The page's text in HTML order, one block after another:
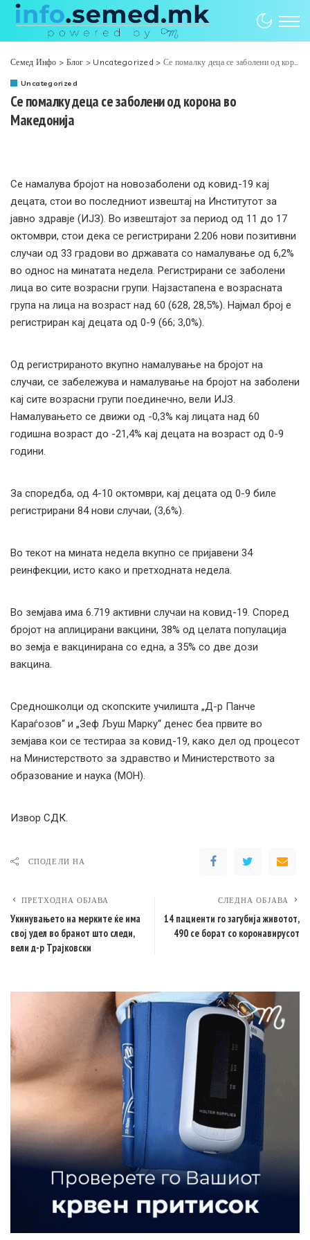
Семед Инфо > Блог > Uncategorized > Се помалку деца се заболени од корона во Македонија
Uncategorized
Се помалку деца се заболени од корона во
Македонија
Се намалува бројот на новозаболени од ковид-19 кај
децата, стои во последниот извештај на Институтот за
јавно здравје (ИЈЗ). Во извештајот за период од 11 до 17
октомври, стои дека се регистрирани 2.206 нови позитивни
случаи од 33 градови во државата со намалување од 6,2%
во однос на минатата недела. Регистрирани се заболени
лица во сите возрасни групи. Најзастапена е возрасната
група на лица на возраст над 60 (628, 28,5%). Најмал број е
регистриран кај децата од 0-9 (66; 3,0%).
Од регистрираното вкупно намалување на бројот на
случаи, се забележува и намалување на бројот на заболени
кај сите возрасни групи поединечно, вели ИЈЗ.
Намалувањето се движи од -0,3% кај лицата над 60
годишна возраст до -21,4% кај децата на возраст од 0-9
години.
За споредба, од 4-10 октомври, кај децата од 0-9 биле
регистрирани 84 нови случаи, (3,6%).
Во текот на мината недела вкупно се пријавени 34
реинфекции, исто како и претходната неделa.
Во земјава има 6.719 активни случаи на ковид-19. Според
бројот на аплицирани вакцини, 38% од целата популација
во земја е вакцинирана со една, а 35% со две дози
вакцина.
Средношколци од скопските училишта „Д-р Панче
Караѓозов“ и „Зеф Љуш Марку“ денес беа првите во
земјава кои се тестираа за ковид-19, како дел од процесот
на Министерството за здравство и Министерството за
образование и наука (МОН).
Извор СДК.
СПОДЕЛИ НА
ПРЕТХОДНА ОБЈАВА
Укинувањето на мерките ќе има
свој удел во бранот што следи,
вели д-р Трајковски
СЛЕДНА ОБЈАВА
14 пациенти го загубија животот,
490 се борат со коронавирусот